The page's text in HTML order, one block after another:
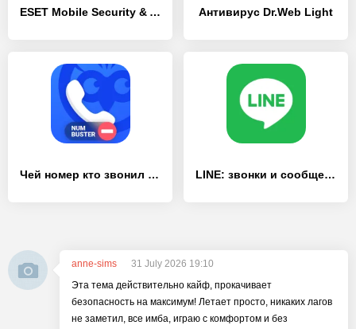
ESET Mobile Security & Antivirus Premium Антивирус Dr.Web Light
Чей номер кто звонил NumBuster LINE: звонки и сообщения
anne-sims
31 July 2026 19:10
Эта тема действительно кайф, прокачивает
безопасность на максимум! Летает просто, никаких лагов
не заметил, все имба, играю с комфортом и без